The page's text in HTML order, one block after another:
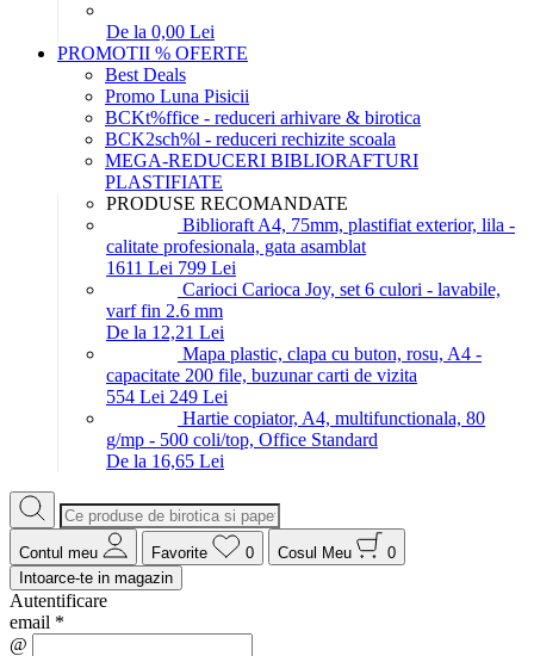
De la 0,00 Lei
PROMOTII % OFERTE
Best Deals
Promo Luna Pisicii
BCKt%ffice - reduceri arhivare & birotica
BCK2sch%l - reduceri rechizite scoala
MEGA-REDUCERI BIBLIORAFTURI
PLASTIFIATE
PRODUSE RECOMANDATE
Biblioraft A4, 75mm, plastifiat exterior, lila -
calitate profesionala, gata asamblat
1611 Lei 799 Lei
Carioci Carioca Joy, set 6 culori - lavabile,
varf fin 2.6 mm
De la 12,21 Lei
Mapa plastic, clapa cu buton, rosu, A4 -
capacitate 200 file, buzunar carti de vizita
554 Lei 249 Lei
Hartie copiator, A4, multifunctionala, 80
g/mp - 500 coli/top, Office Standard
De la 16,65 Lei
Contul meu Favorite 0 Cosul Meu
0
Intoarce-te in magazin
Autentificare
email *
@